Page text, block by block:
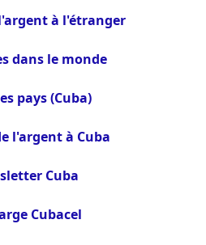
à l'étranger
dans le monde
pays (Cuba)
l'argent à Cuba
Cuba
Cubacel